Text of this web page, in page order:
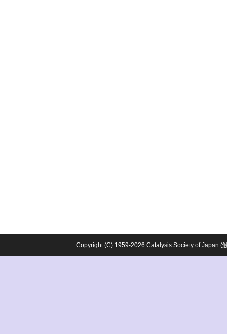
Copyright (C) 1959-2026 Catalysis Society of Japan (